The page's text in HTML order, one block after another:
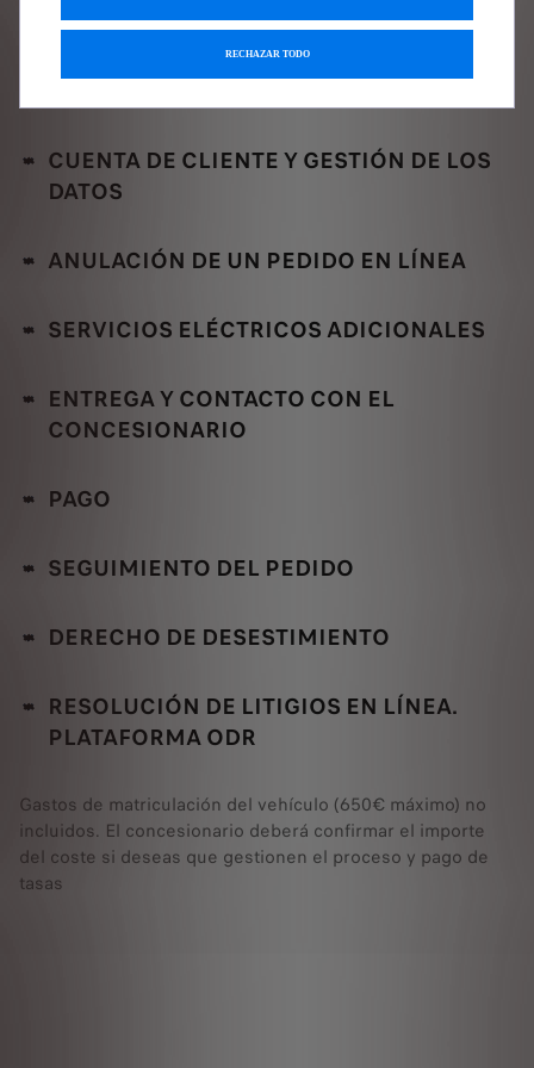
MATRICULACIÓN
CUENTA DE CLIENTE Y GESTIÓN DE LOS
DATOS
ANULACIÓN DE UN PEDIDO EN LÍNEA
SERVICIOS ELÉCTRICOS ADICIONALES
ENTREGA Y CONTACTO CON EL
CONCESIONARIO
PAGO
SEGUIMIENTO DEL PEDIDO
DERECHO DE DESESTIMIENTO
RESOLUCIÓN DE LITIGIOS EN LÍNEA.
PLATAFORMA ODR
Gastos de matriculación del vehículo (650€ máximo) no
incluidos. El concesionario deberá confirmar el importe
del coste si deseas que gestionen el proceso y pago de
tasas
RECHAZAR TODO